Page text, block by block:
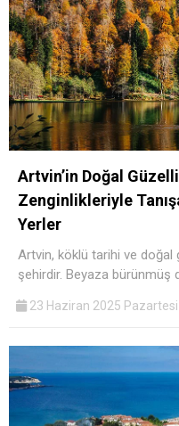
Artvin’in Doğal
Zenginlikleriyle
Yerler
Artvin, köklü tarihi ve doğal
şehirdir. Beyaza bürünmüş
23 Haziran 2025